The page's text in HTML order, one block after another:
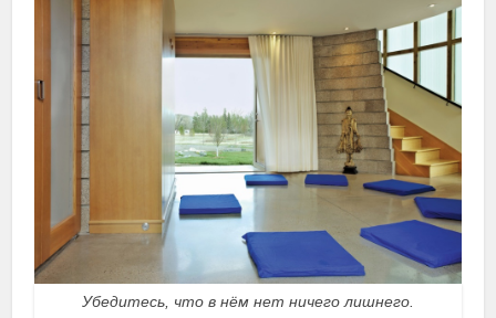
Убедитесь, что в нём нет ничего лишнего.